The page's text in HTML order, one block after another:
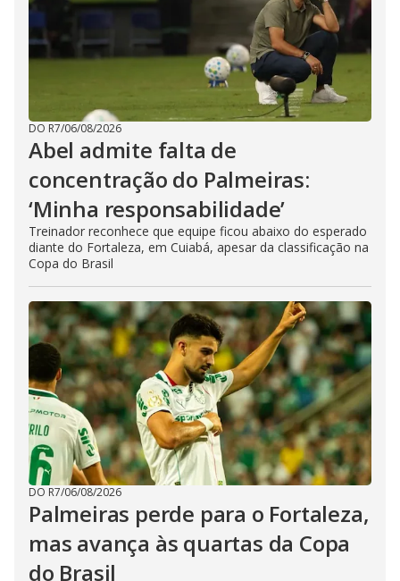
DO R7/06/08/2026
Abel admite falta de
concentração do Palmeiras:
‘Minha responsabilidade’
Treinador reconhece que equipe ficou abaixo do esperado
diante do Fortaleza, em Cuiabá, apesar da classificação na
Copa do Brasil
DO R7/06/08/2026
Palmeiras perde para o Fortaleza,
mas avança às quartas da Copa
do Brasil